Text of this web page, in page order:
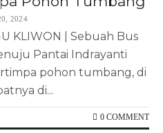
2024
KLIWON | Sebuah Bus
Pantai Indrayanti
pohon tumbang, di
di...
0 COMMENT